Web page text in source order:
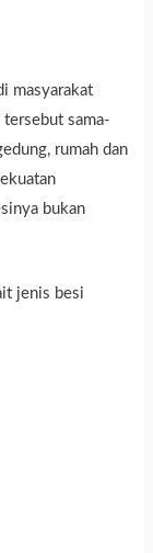
masyarakat
sama-
rumah dan
bukan
jenis besi